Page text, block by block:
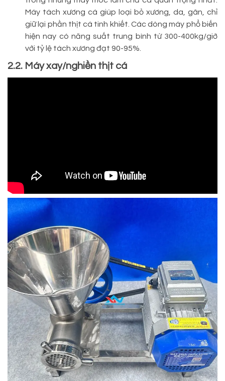
Máy tách xương cá giúp loại bỏ xương, da, gân, chỉ
giữ lại phần thịt cá tinh khiết. Các dòng máy phổ biến
hiện nay có năng suất trung bình từ 300-400kg/giờ
với tỷ lệ tách xương đạt 90-95%.
2.2. Máy xay/nghiền thịt cá